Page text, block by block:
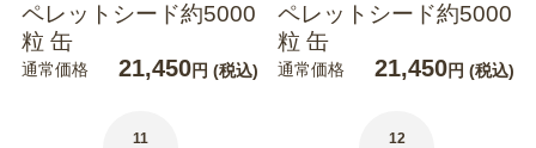
ペレットシード約5000
粒 缶
通常価格 21,450円 (税込)
ペレットシード約5000
粒 缶
通常価格 21,450円 (税込)
11 12